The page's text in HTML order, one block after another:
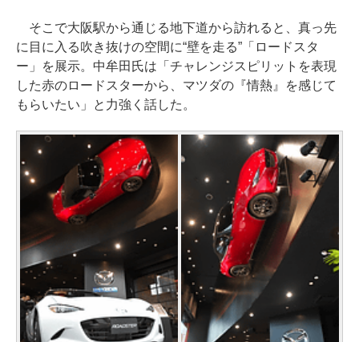
そこで大阪駅から通じる地下道から訪れると、真っ先
に目に入る吹き抜けの空間に“壁を走る”「ロードスタ
ー」を展示。中牟田氏は「チャレンジスピリットを表現
した赤のロードスターから、マツダの『情熱』を感じて
もらいたい」と力強く話した。